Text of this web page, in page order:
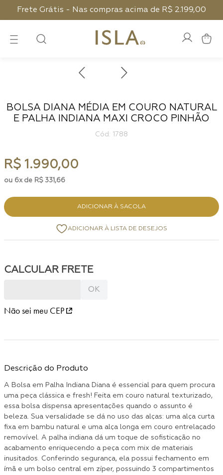
Frete Grátis - Nas compras acima de R$ 2.199,00
BOLSA DIANA MÉDIA EM COURO NATURAL
E PALHA INDIANA MAXI CROCO PINHÃO
: 1788
R$ 1.990,00
6 R$ 331 ,66
ADICIONAR À SACOLA
Não sei meu CEP
Descrição do Produto
A Bolsa em Palha Indiana Diana é essencial para quem procura
uma peça clássica e fresh! Feita em couro natural texturizado,
essa bolsa dispensa apresentações quando o assunto é
beleza. Sua versalidade se dá no uso das alças: uma alça curta
fixa em bambu natural e uma alça longa em couro entrelaçado
removível. A palha indiana dá um toque de sofisticação no
acabamento enriquecendo a peça com mix de materiais
inusitados. Conferindo segurança, ela possui fechamento em
ímã e um bolso central em zíper, possuindo 3 compartimentos